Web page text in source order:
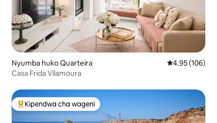
Nyumba huko Quarteira Ukadiriaji wa
4.95 (106)
Casa Frida Vilamoura
Kipendwa maarufu cha wageni
Kipendwa cha wageni